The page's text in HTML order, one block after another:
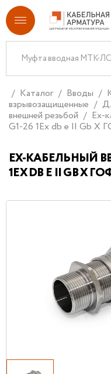
Каталог Вводы
взрывозащищенные
внешней резьбой
Ех-
G1-26 1Ex db e II Gb
ЕХ-КАБЕЛЬНЫЙ
1EX DB E II GB X